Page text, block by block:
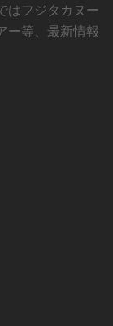
はフジタカヌー
ー等、最新情報